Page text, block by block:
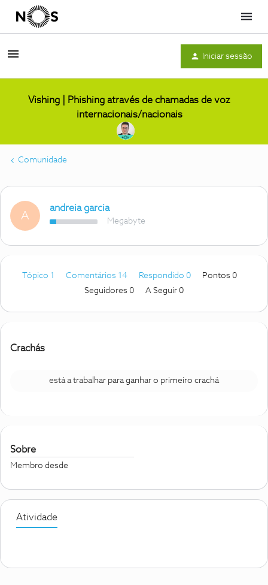
Menu
Iniciar sessão
Vishing | Phishing através de chamadas de voz
internacionais/nacionais
Comunidade
A
andreia garcia
Megabyte
Tópico 1 Comentários 14 Respondido 0
Pontos 0
Seguidores 0 A Seguir 0
Crachás
está a trabalhar para ganhar o primeiro crachá
Sobre
Membro desde
Atividade